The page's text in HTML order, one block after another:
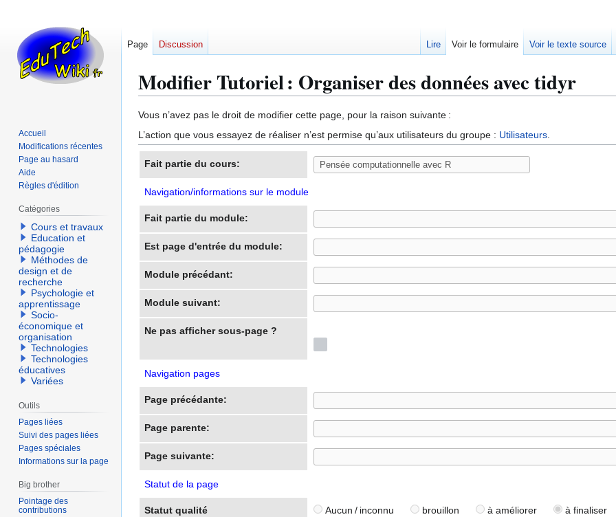
Modifier Tutoriel : Organiser des données avec tidyr
Aller
à
la
navigation
Aller
à
la
recherche
Vous n’avez pas le droit de modifier cette page, pour la raison suivante :
L’action que vous essayez de réaliser n’est permise qu’aux utilisateurs du groupe : Utilisateurs.
Fait partie du cours:
Navigation/informations sur le module
Fait partie du module:
Est page d'entrée du module:
Module précédant:
Module suivant:
Ne pas afficher sous-page ?
Navigation pages
Page précédante:
Page parente:
Page suivante:
Statut de la page
Statut qualité Aucun / inconnu brouillon à améliorer à finaliser
Page Discussion Lire Voir le formulaire Voir le texte source
Accueil
Modifications récentes
Page au hasard
Aide
Règles d'édition
Catégories
Cours et travaux
Education et
pédagogie
Méthodes de
design et de
recherche
Psychologie et
apprentissage
Socio-
économique et
organisation
Technologies
Technologies
éducatives
Variées
Outils
Pages liées
Suivi des pages liées
Pages spéciales
Informations sur la page
Big brother
Pointage des
contributions